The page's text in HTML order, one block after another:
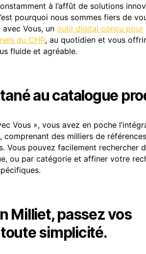
à l’affût de solutions
pourquoi nous sommes fiers de
Vous, un outil digital conçu pour
du CHR, au quotidien et vous
fluide et agréable.
au catalogue
Vous », vous avez en poche
des milliers de
Vous pouvez facilement rechercher
ou par catégorie et affiner votre
Milliet, passez vos
simplicité.